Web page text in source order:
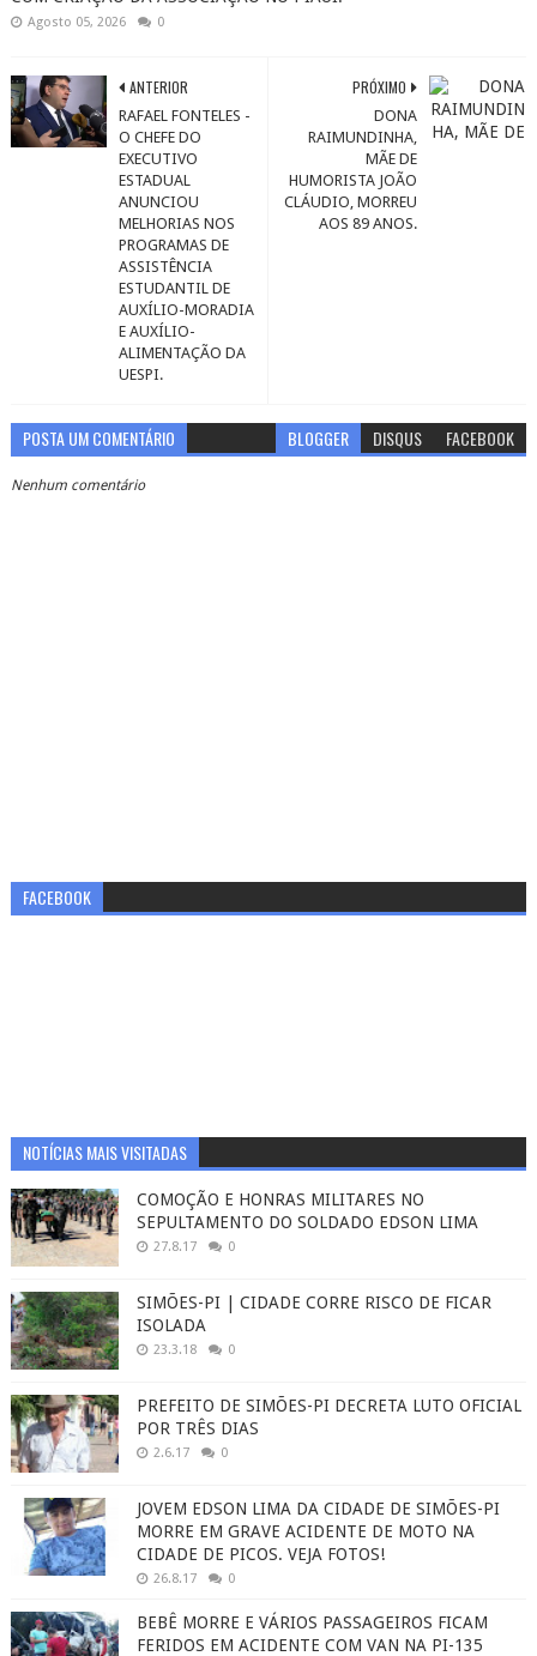
Agosto 05, 2026 0
PRÓXIMO
DONA
RAIMUNDINHA,
MÃE DE
HUMORISTA JOÃO
CLÁUDIO, MORREU
AOS 89 ANOS.
ANTERIOR
RAFAEL FONTELES -
O CHEFE DO
EXECUTIVO
ESTADUAL
ANUNCIOU
MELHORIAS NOS
PROGRAMAS DE
ASSISTÊNCIA
ESTUDANTIL DE
AUXÍLIO-MORADIA
E AUXÍLIO-
ALIMENTAÇÃO DA
UESPI.
POSTA UM COMENTÁRIO BLOGGER DISQUS FACEBOOK
Nenhum comentário
FACEBOOK
NOTÍCIAS MAIS VISITADAS
COMOÇÃO E HONRAS MILITARES NO
SEPULTAMENTO DO SOLDADO EDSON LIMA
27.8.17 0
SIMÕES-PI | CIDADE CORRE RISCO DE FICAR
ISOLADA
23.3.18 0
PREFEITO DE SIMÕES-PI DECRETA LUTO OFICIAL
POR TRÊS DIAS
2.6.17 0
JOVEM EDSON LIMA DA CIDADE DE SIMÕES-PI
MORRE EM GRAVE ACIDENTE DE MOTO NA
CIDADE DE PICOS. VEJA FOTOS!
26.8.17 0
BEBÊ MORRE E VÁRIOS PASSAGEIROS FICAM
FERIDOS EM ACIDENTE COM VAN NA PI-135